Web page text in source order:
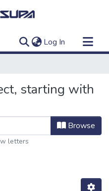
Log In (current)
starting with
Browse
letters